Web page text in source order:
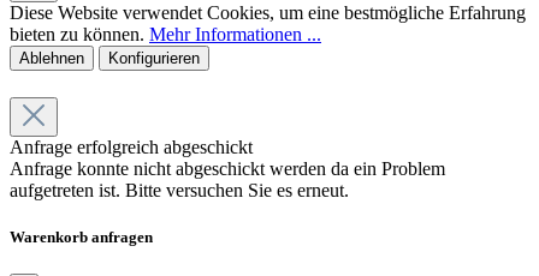
Diese Website verwendet Cookies, um eine bestmögliche Erfahrung
bieten zu können. Mehr Informationen ...
Ablehnen Konfigurieren
Anfrage erfolgreich abgeschickt
Anfrage konnte nicht abgeschickt werden da ein Problem
aufgetreten ist. Bitte versuchen Sie es erneut.
Warenkorb anfragen